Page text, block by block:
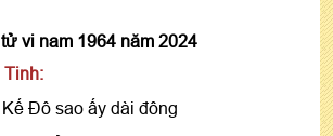
vi nam 1964 năm 2024
Tinh:
Kế Đô sao ấy dài đông